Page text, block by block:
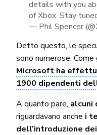
details with you
of Xbox. Stay
— Phil Spencer
Detto questo, le
sono numerose. Come
Microsoft ha
1900 dipendenti
A quanto pare, alcuni
riguardavano anche i
dell’introduzione